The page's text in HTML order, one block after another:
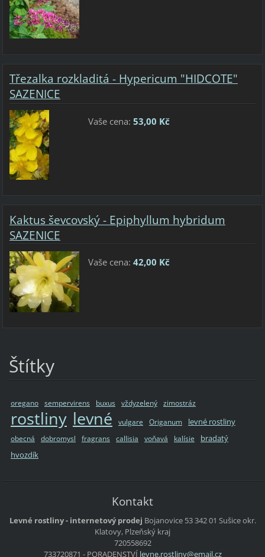
Třezalka rozkladitá - Hypericum "HIDCOTE"
SAZENICE
Vaše cena: 53,00 Kč
Kaktus ševcovský - Epiphyllum hybridum
SAZENICE
Vaše cena: 42,00 Kč
Štítky
oregano sempervirens buxus vždyzelený zimostráz
rostliny levné vulgare Origanum levné rostliny
obecná dobromysl fragrans callisia voňavá kalísie
bradatý
hvozdík
Kontakt
Levné rostliny - internetový prodej Bojanovice 53342 01 Sušiceokr.
Klatovy, Plzeňský kraj
720558692
733720871 - PORADENSTVÍ levne.rostliny@email.cz